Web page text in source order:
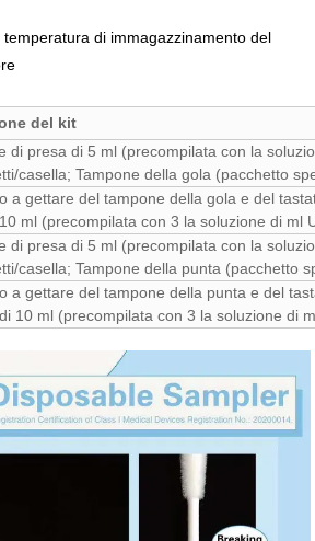
di immagazzinamento del
del kit
di presa di 5 ml (precompilata con la
casella; Tampone della gola (pacchetto
a gettare del tampone della gola e del
ml (precompilata con 3 la soluzione di ml
di presa di 5 ml (precompilata con la
casella; Tampone della punta (pacchetto
a gettare del tampone della punta e del
10 ml (precompilata con 3 la soluzione di